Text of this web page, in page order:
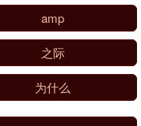
amp
之际
为什么